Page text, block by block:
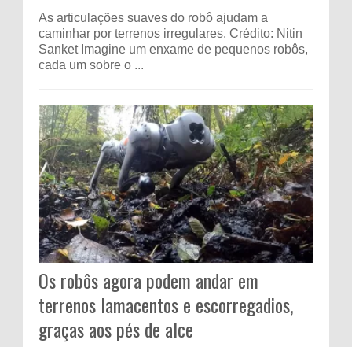
As articulações suaves do robô ajudam a
caminhar por terrenos irregulares. Crédito: Nitin
Sanket Imagine um enxame de pequenos robôs,
cada um sobre o ...
Os robôs agora podem andar em
terrenos lamacentos e escorregadios,
graças aos pés de alce